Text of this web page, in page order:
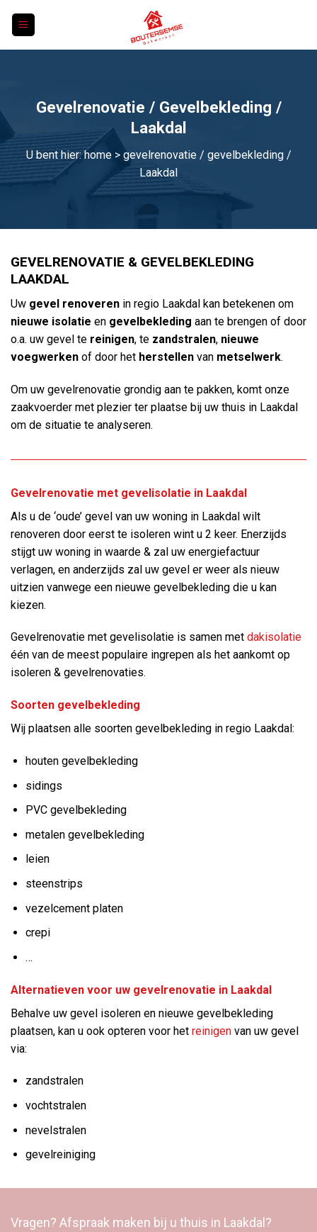
Gevelrenovatie / Gevelbekleding /
Laakdal
U bent hier:home> gevelrenovatie / gevelbekleding /
Laakdal
GEVELRENOVATIE & GEVELBEKLEDING
LAAKDAL
Uw gevel renoveren in regio Laakdal kan betekenen om
nieuwe isolatie en gevelbekleding aan te brengen of door
o.a. uw gevel te reinigen, te zandstralen, nieuwe
voegwerken of door het herstellen van metselwerk.
Om uw gevelrenovatie grondig aan te pakken, komt onze
zaakvoerder met plezier ter plaatse bij uw thuis in Laakdal
om de situatie te analyseren.
Gevelrenovatie met gevelisolatie in Laakdal
Als u de ‘oude’ gevel van uw woning in Laakdal wilt
renoveren door eerst te isoleren wint u 2 keer. Enerzijds
stijgt uw woning in waarde & zal uw energiefactuur
verlagen, en anderzijds zal uw gevel er weer als nieuw
uitzien vanwege een nieuwe gevelbekleding die u kan
kiezen.
Gevelrenovatie met gevelisolatie is samen met dakisolatie
één van de meest populaire ingrepen als het aankomt op
isoleren & gevelrenovaties.
Soorten gevelbekleding
Wij plaatsen alle soorten gevelbekleding in regio Laakdal:
houten gevelbekleding
sidings
PVC gevelbekleding
metalen gevelbekleding
leien
steenstrips
vezelcement platen
crepi
…
Alternatieven voor uw gevelrenovatie in Laakdal
Behalve uw gevel isoleren en nieuwe gevelbekleding
plaatsen, kan u ook opteren voor het reinigen van uw gevel
via:
zandstralen
vochtstralen
nevelstralen
gevelreiniging
Vragen? Afspraak maken bij u thuis in Laakdal?